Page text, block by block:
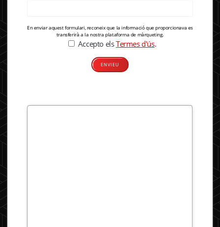
En enviar aquest formulari, reconeix que la informació que proporcionava es
transferirà a la nostra plataforma de màrqueting.
Accepto elsTermes d'ús.